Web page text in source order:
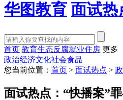
华图教育 面试热
首页 教育生态反腐就业住房 更多
政治经济文化社会食品
您当前位置： 首页 > 面试热点 >
面试热点：“快播案”